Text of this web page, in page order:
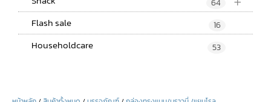
64
Flash sale 16
Householdcare 53